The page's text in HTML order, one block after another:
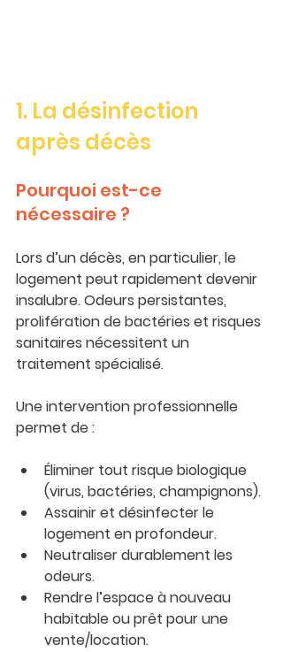
1. La désinfection
après décès
Pourquoi est-ce
nécessaire ?
Lors d’un décès, en particulier, le
logement peut rapidement devenir
insalubre. Odeurs persistantes,
prolifération de bactéries et risques
sanitaires nécessitent un
traitement spécialisé.
Une intervention professionnelle
permet de :
Éliminer tout risque biologique
(virus, bactéries, champignons).
Assainir et désinfecter le
logement en profondeur.
Neutraliser durablement les
odeurs.
Rendre l’espace à nouveau
habitable ou prêt pour une
vente/location.